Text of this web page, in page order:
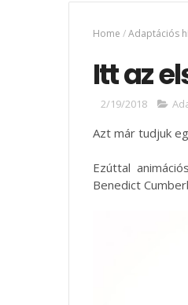
Home /Adaptációs
Itt az
2/19/2018
Azt már tudjuk
Ezúttal
Benedict